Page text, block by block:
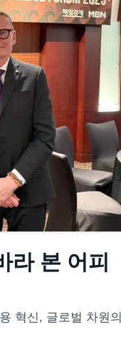
라 본 어피
혁신, 글로벌 차원의